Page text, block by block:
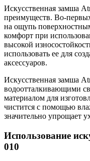
Искусственная замша
преимуществ. Во-
на ощупь
комфорт при
высокой
использовать ее для
аксессуаров.
Искусственная замша
водоотталкивающими
материалом для
чистится с помощью
значительно упрощает
Использование
010